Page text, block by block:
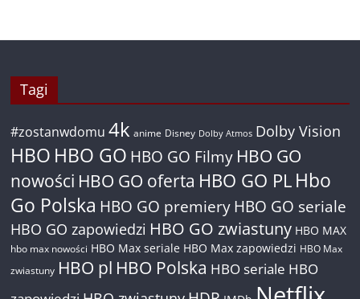
Tagi
#zostanwdomu 4k anime Disney Dolby Atmos Dolby Vision
HBO HBO GO HBO GO Filmy HBO GO
nowości HBO GO oferta HBO GO PL Hbo
Go Polska HBO GO premiery HBO GO seriale
HBO GO zapowiedzi HBO GO zwiastuny HBO MAX
hbo max nowości HBO Max seriale HBO Max zapowiedzi HBO Max
zwiastuny HBO pl HBO Polska HBO seriale HBO